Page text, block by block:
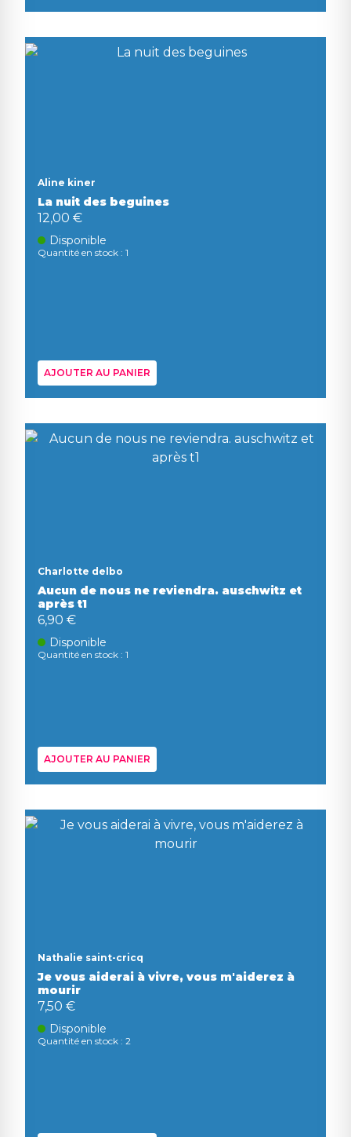
Aline kiner
La nuit des beguines
12,00 €
Disponible
Quantité en stock : 1
AJOUTER AU PANIER
Charlotte delbo
Aucun de nous ne reviendra. auschwitz et
après t1
6,90 €
Disponible
Quantité en stock : 1
AJOUTER AU PANIER
Nathalie saint-cricq
Je vous aiderai à vivre, vous m'aiderez à
mourir
7,50 €
Disponible
Quantité en stock : 2